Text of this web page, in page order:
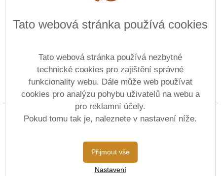
Prohlášení o přístupnosti Mapa webu Cookies
Copyright © 2022 - 2023 Střední škola lodní dopravy
Vitalex Group
Postaveno ve službě
VlastníŠkolníWeb.cz
| Na redakčním
Tato webová stránka používá cookies
Tato webová stránka používá nezbytné
technické cookies pro zajištění správné
funkcionality webu. Dále může web používat
cookies pro analýzu pohybu uživatelů na webu a
pro reklamní účely.
Pokud tomu tak je, naleznete v nastavení níže.
Přijmout vše
Nastavení